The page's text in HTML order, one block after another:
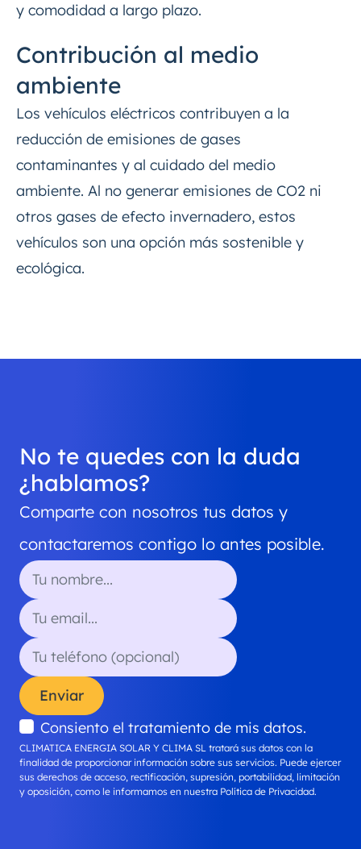
y comodidad a largo plazo.
Contribución al medio
ambiente
Los vehículos eléctricos contribuyen a la
reducción de emisiones de gases
contaminantes y al cuidado del medio
ambiente. Al no generar emisiones de CO2 ni
otros gases de efecto invernadero, estos
vehículos son una opción más sostenible y
ecológica.
No te quedes con la duda
¿hablamos?
Comparte con nosotros tus datos y
contactaremos contigo lo antes posible.
Enviar
Consiento el tratamiento de mis datos.
CLIMATICA ENERGIA SOLAR Y CLIMA SL tratará sus datos con la
finalidad de proporcionar información sobre sus servicios. Puede ejercer
sus derechos de acceso, rectificación, supresión, portabilidad, limitación
y oposición, como le informamos en nuestra Política de Privacidad.